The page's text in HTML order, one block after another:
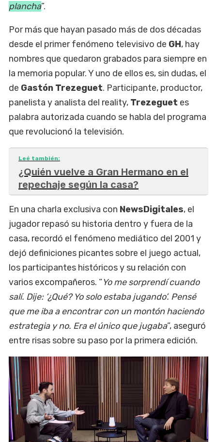
plancha”.
Por más que hayan pasado más de dos décadas
desde el primer fenómeno televisivo de GH, hay
nombres que quedaron grabados para siempre en
la memoria popular. Y uno de ellos es, sin dudas, el
de Gastón Trezeguet. Participante, productor,
panelista y analista del reality, Trezeguet es
palabra autorizada cuando se habla del programa
que revolucionó la televisión.
Leé también:
¿Quién vuelve a Gran Hermano en el
repechaje según la casa?
En una charla exclusiva con NewsDigitales, el
jugador repasó su historia dentro y fuera de la
casa, recordó el fenómeno mediático del 2001 y
dejó definiciones picantes sobre el juego actual,
los participantes históricos y su relación con
varios excompañeros. “Yo me sorprendí cuando
salí. Dije: ‘¿Qué? Yo solo estaba jugando’. Pensé
que me iba a encontrar con un montón haciendo
estrategia y no. Era el único que jugaba”, aseguró
entre risas sobre su paso por la primera edición.